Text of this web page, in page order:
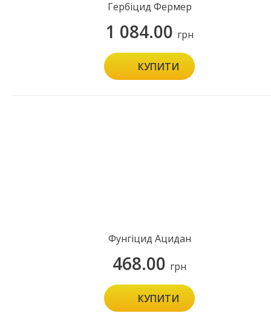
Гербіцид Фермер
1 084.00 грн
КУПИТИ
Фунгіцид Ацидан
468.00 грн
КУПИТИ